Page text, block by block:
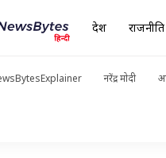
देश राजनीति
नरेंद्र मोदी